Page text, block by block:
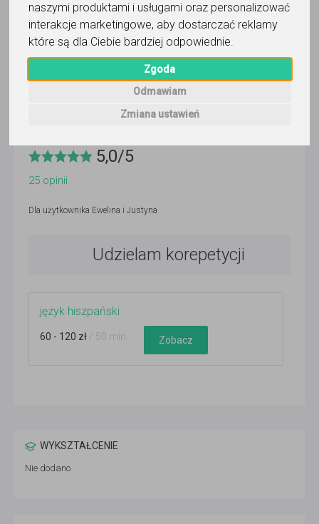
naszymi produktami i usługami oraz personalizować
interakcje marketingowe, aby dostarczać reklamy
które są dla Ciebie bardziej odpowiednie.
Zgoda
Odmawiam
Zmiana ustawień
Korepetytor prowadzi zajęcia online
Faktura VAT
Wyślij wiadomość
5,0/5
25 opinii
Dla użytkownika Ewelina i Justyna
Udzielam korepetycji
język hiszpański
60 - 120 zł / 50 min Zobacz
WYKSZTAŁCENIE
Nie dodano